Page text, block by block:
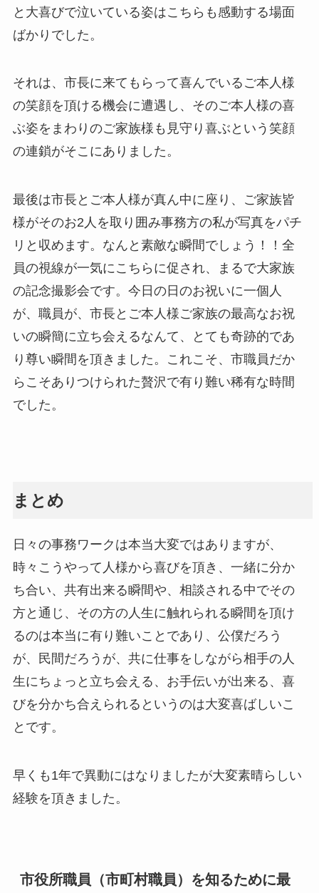
と大喜びで泣いている姿はこちらも感動する場面
ばかりでした。
それは、市長に来てもらって喜んでいるご本人様
の笑顔を頂ける機会に遭遇し、そのご本人様の喜
ぶ姿をまわりのご家族様も見守り喜ぶという笑顔
の連鎖がそこにありました。
最後は市長とご本人様が真ん中に座り、ご家族皆
様がそのお2人を取り囲み事務方の私が写真をパチ
リと収めます。なんと素敵な瞬間でしょう！！全
員の視線が一気にこちらに促され、まるで大家族
の記念撮影会です。今日の日のお祝いに一個人
が、職員が、市長とご本人様ご家族の最高なお祝
いの瞬簡に立ち会えるなんて、とても奇跡的であ
り尊い瞬間を頂きました。これこそ、市職員だか
らこそありつけられた贅沢で有り難い稀有な時間
でした。
まとめ
日々の事務ワークは本当大変ではありますが、
時々こうやって人様から喜びを頂き、一緒に分か
ち合い、共有出来る瞬間や、相談される中でその
方と通じ、その方の人生に触れられる瞬間を頂け
るのは本当に有り難いことであり、公僕だろう
が、民間だろうが、共に仕事をしながら相手の人
生にちょっと立ち会える、お手伝いが出来る、喜
びを分かち合えられるというのは大変喜ばしいこ
とです。
早くも1年で異動にはなりましたが大変素晴らしい
経験を頂きました。
市役所職員（市町村職員）を知るために最